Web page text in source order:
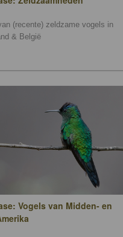
(recente) zeldzame vogels in
& België
Vogels van Midden- en